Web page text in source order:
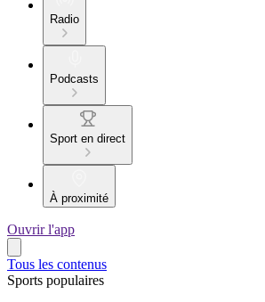
Radio
Podcasts
Sport en direct
À proximité
Ouvrir l'app
Tous les contenus
Sports populaires